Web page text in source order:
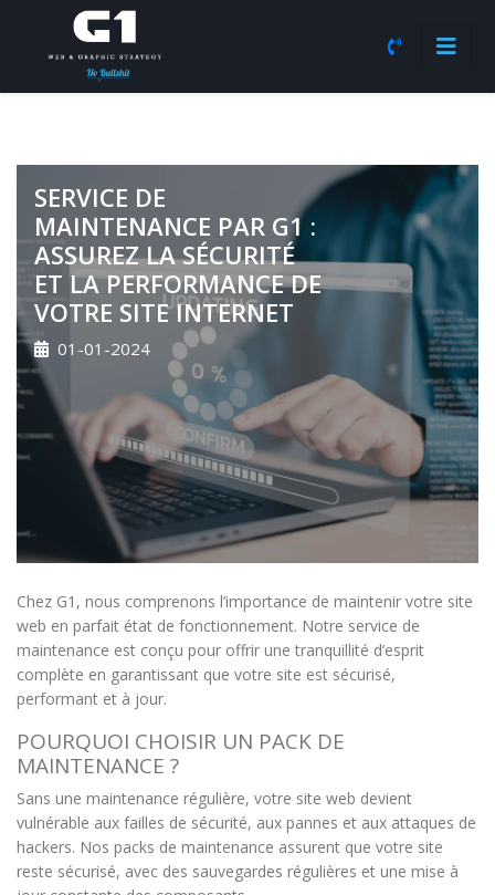
SERVICE DE
MAINTENANCE PAR G1 :
ASSUREZ LA SÉCURITÉ
ET LA PERFORMANCE DE
VOTRE SITE INTERNET
01-01-2024
Chez G1, nous comprenons l’importance de maintenir votre site
web en parfait état de fonctionnement. Notre service de
maintenance est conçu pour offrir une tranquillité d’esprit
complète en garantissant que votre site est sécurisé,
performant et à jour.
POURQUOI CHOISIR UN PACK DE
MAINTENANCE ?
Sans une maintenance régulière, votre site web devient
vulnérable aux failles de sécurité, aux pannes et aux attaques de
hackers. Nos packs de maintenance assurent que votre site
reste sécurisé, avec des sauvegardes régulières et une mise à